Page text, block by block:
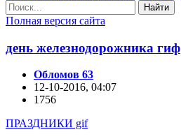
Найти
Полная версия сайта
день железнодорожника гиф
Обломов 63
12-10-2016, 04:07
1756
ПРАЗДНИКИ gif